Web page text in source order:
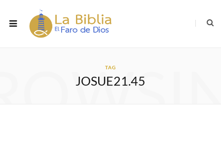
TAG
JOSUE21.45